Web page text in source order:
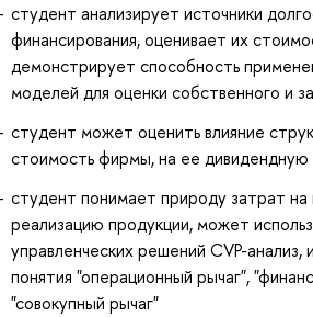
cтудент анализирует источники
финансирования, оценивает их
демонстрирует способность
моделей для оценки собственного и
студент может оценить влияние
стоимость фирмы, на ее дивидендную
студент понимает природу затрат на
реализацию продукции, может
управленческих решений CVP-анализ,
понятия "операционный рычаг",
"совокупный рычаг"